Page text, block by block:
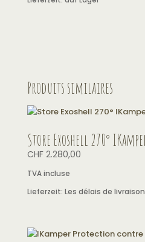
Produits similaires
Store Exoshell 270°
CHF2.280,00
TVA incluse
Lieferzeit: Les délais de